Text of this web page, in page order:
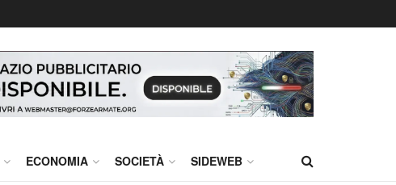
ECONOMIA SOCIETÀ SIDEWEB